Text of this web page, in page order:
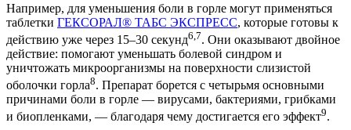
Например, для уменьшения боли в горле могут применяться
таблетки ГЕКСОРАЛ® ТАБС ЭКСПРЕСС, которые готовы к
действию уже через 15–30 секунд6,7. Они оказывают двойное
действие: помогают уменьшать болевой синдром и
уничтожать микроорганизмы на поверхности слизистой
оболочки горла8. Препарат борется с четырьмя основными
причинами боли в горле — вирусами, бактериями, грибками
и биопленками, — благодаря чему достигается его эффект9.